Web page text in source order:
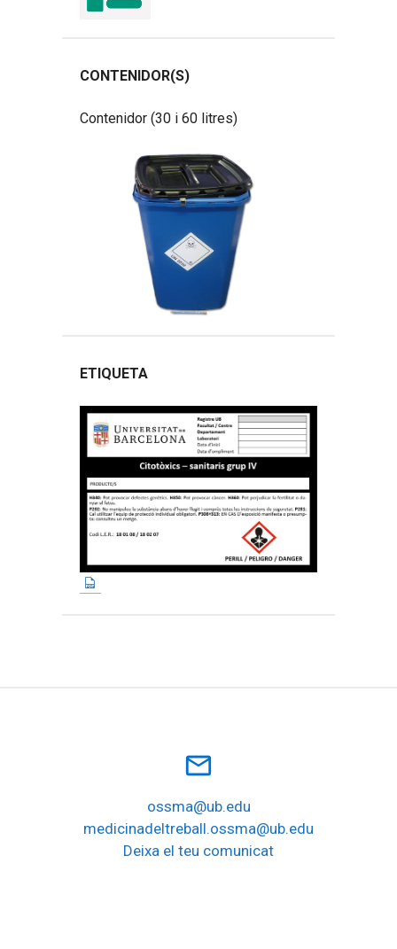
CONTENIDOR(S)
Contenidor (30 i 60 litres)
ETIQUETA
mail_outline
ossma@ub.edu
medicinadeltreball.ossma@ub.edu
Deixa el teu comunicat